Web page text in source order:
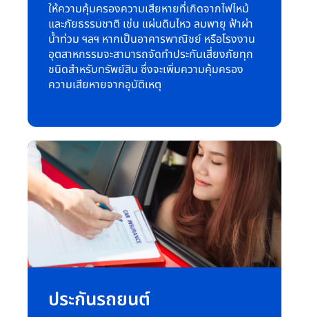
ให้ความคุ้มครองความเสียหายที่เกิดจากไฟไหม้
และภัยธรรมชาติ เช่น แผ่นดินไหว ลมพายุ ฟ้าผ่า
น้ำท่วม ฯลฯ หากเป็นอาคารพาณิชย์ หรือโรงงาน
อุตสาหกรรมจะสามารถจัดทำประกันเสี่ยงภัยทุก
ชนิดสำหรับทรัพย์สิน ซึ่งจะเพิ่มความคุ้มครอง
ความเสียหายจากอุบัติเหตุ
ประกันรถยนต์